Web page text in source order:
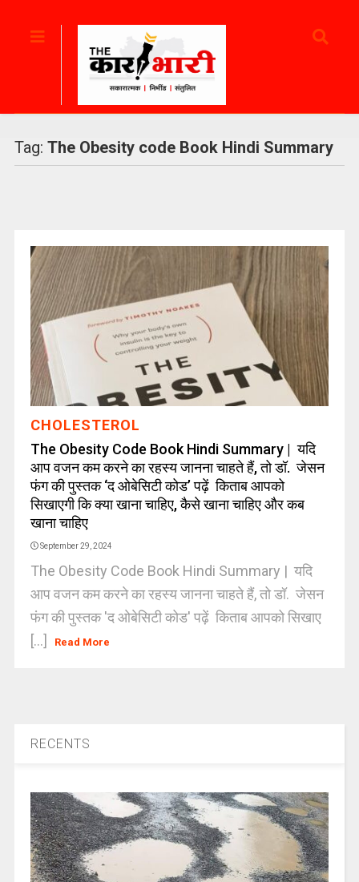
Tag: The Obesity code Book Hindi Summary
CHOLESTEROL
The Obesity Code Book Hindi Summary | यदि
आप वजन कम करने का रहस्य जानना चाहते हैं, तो डॉ. जेसन
फंग की पुस्तक ‘द ओबेसिटी कोड’ पढ़ें किताब आपको
सिखाएगी कि क्या खाना चाहिए, कैसे खाना चाहिए और कब
खाना चाहिए
September 29, 2024
The Obesity Code Book Hindi Summary | यदि
आप वजन कम करने का रहस्य जानना चाहते हैं, तो डॉ. जेसन
फंग की पुस्तक 'द ओबेसिटी कोड' पढ़ें किताब आपको सिखाए
[...]
Read More
RECENTS